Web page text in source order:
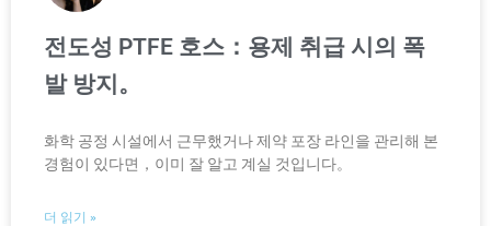
전도성 PTFE 호스：용제 취급 시의 폭
발 방지。
화학 공정 시설에서 근무했거나 제약 포장 라인을 관리해 본
경험이 있다면，이미 잘 알고 계실 것입니다。
더 읽기 »